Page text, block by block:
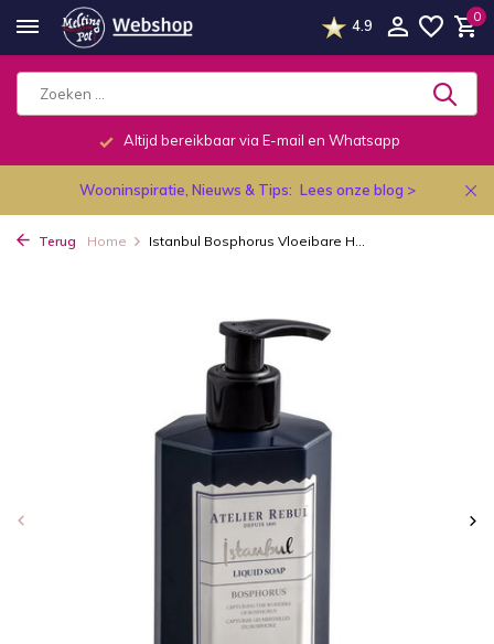
4.9
0
Altijd bereikbaar via E-mail en Whatsapp
Wooninspiratie, Nieuws & Tips: Lees onze blog >
Terug Home Istanbul Bosphorus Vloeibare H...